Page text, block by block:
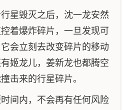
星毁灭之后，沈一龙安然
着爆炸碎片，一旦发现可
会立刻去改变碎片的移动
姬龙儿，姜新龙也都腾空
击来的行星碎片。
间内，不会再有任何风险